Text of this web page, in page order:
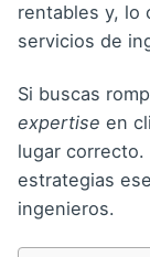
rentables y, lo
servicios de
Si buscas
expertise en
lugar correcto.
estrategias
ingenieros.